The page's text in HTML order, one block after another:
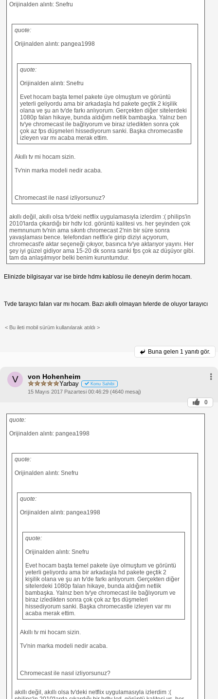
Orijinalden alıntı: Snefru
quote:
Orijinalden alıntı: pangea1998
quote:
Orijinalden alıntı: Snefru
Evet hocam başta temel pakete üye olmuştum ve görüntü
yeterli geliyordu ama bir arkadaşla hd pakete geçtik 2 kişilik
olana ve şu an tv'de farkı anlıyorum. Gerçekten diğer sitelerdeki
1080p falan hikaye, bunda aldığım netlik bambaşka. Yalnız ben
tv'ye chromecast ile bağlıyorum ve biraz izledikten sonra çok
çok az fps düşmeleri hissediyorum sanki. Başka chromecastle
izleyen var mı acaba merak ettim.
Akıllı tv mi hocam sizin.
Tv'nin marka modeli nedir acaba.
Chromecast ile nasıl izliyorsunuz?
akıllı değil, akıllı olsa tv'deki netflix uygulamasıyla izlerdim :( philips'in
2010'larda çıkardığı bir hdtv lcd. görüntü kalitesi vs. her şeyinden çok
memnunum tv'nin ama sıkıntı chromecast 2'nin bir süre sonra
yavaşlaması bence. telefondan netflix'e girip diziyi açıyorum,
chromecast'e aktar seçeneği çıkıyor, basınca tv'ye aktarıyor yayını. Her
şey iyi güzel gidiyor ama 15-20 dk sonra sanki fps çok az düşüyor gibi.
tam da anlaşılmıyor belki benim kuruntumdur.
Elinizde bilgisayar var ise birde hdmı kablosu ile deneyin derim hocam.
Tvde tarayıcı falan var mı hocam. Bazı akıllı olmayan tvlerde de oluyor tarayıcı
< Bu ileti mobil sürüm kullanılarak atıldı >
Buna gelen 1 yanıtı gör.
V von Hohenheim
Yarbay Konu Sahibi
15 Mayıs 2017 Pazartesi 00:46:29 (4640 mesaj)
0
quote:
Orijinalden alıntı: pangea1998
quote:
Orijinalden alıntı: Snefru
quote:
Orijinalden alıntı: pangea1998
quote:
Orijinalden alıntı: Snefru
Evet hocam başta temel pakete üye olmuştum ve görüntü
yeterli geliyordu ama bir arkadaşla hd pakete geçtik 2
kişilik olana ve şu an tv'de farkı anlıyorum. Gerçekten diğer
sitelerdeki 1080p falan hikaye, bunda aldığım netlik
bambaşka. Yalnız ben tv'ye chromecast ile bağlıyorum ve
biraz izledikten sonra çok çok az fps düşmeleri
hissediyorum sanki. Başka chromecastle izleyen var mı
acaba merak ettim.
Akıllı tv mi hocam sizin.
Tv'nin marka modeli nedir acaba.
Chromecast ile nasıl izliyorsunuz?
akıllı değil, akıllı olsa tv'deki netflix uygulamasıyla izlerdim :(